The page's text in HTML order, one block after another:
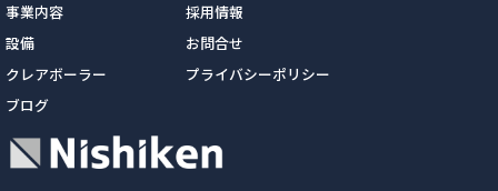
事業内容
設備
クレアボーラー
ブログ
採用情報
お問合せ
プライバシーポリシー